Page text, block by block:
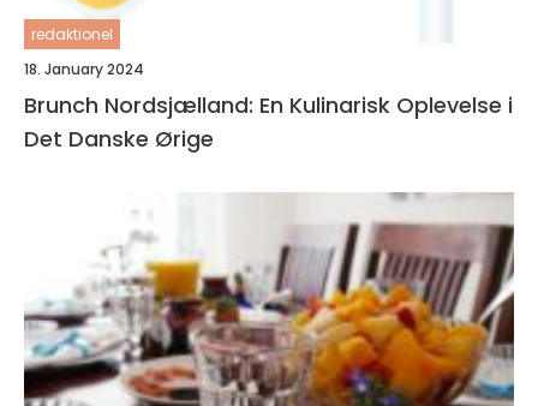
redaktionel
18. January 2024
Brunch Nordsjælland: En Kulinarisk Oplevelse i
Det Danske Ørige